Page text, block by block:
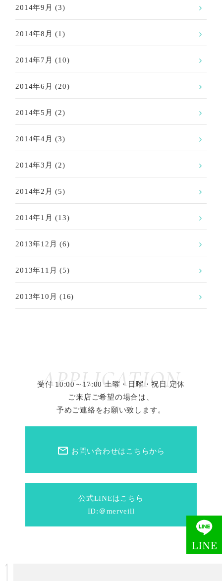
2014年9月 (3)
2014年8月 (1)
2014年7月 (10)
2014年6月 (20)
2014年5月 (2)
2014年4月 (3)
2014年3月 (2)
2014年2月 (5)
2014年1月 (13)
2013年12月 (6)
2013年11月 (5)
2013年10月 (16)
APPLICATION
公式LINEはこちら
ID:＠merveill
mail_outline お問い合わせはこちらから
受付 10:00～17:00 土曜・日曜・祝日 定休
ご来店ご希望の場合は、
予めご連絡をお願い致します。